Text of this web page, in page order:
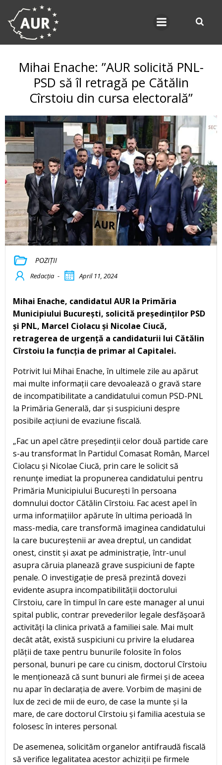
Mihai Enache: ”AUR solicită PNL-
PSD să îl retragă pe Cătălin
Cîrstoiu din cursa electorală”
POZIȚII
Redacția - April 11, 2024
Mihai Enache, candidatul AUR la Primăria
Municipiului București, solicită președinților PSD
și PNL, Marcel Ciolacu și Nicolae Ciucă,
retragerea de urgență a candidaturii lui Cătălin
Cîrstoiu la funcția de primar al Capitalei.
Potrivit lui Mihai Enache, în ultimele zile au apărut
mai multe informații care devoalează o gravă stare
de incompatibilitate a candidatului comun PSD-PNL
la Primăria Generală, dar și suspiciuni despre
posibile acțiuni de evaziune fiscală.
„Fac un apel către președinții celor două partide care
s-au transformat în Partidul Comasat Român, Marcel
Ciolacu și Nicolae Ciucă, prin care le solicit să
renunțe imediat la propunerea candidatului pentru
Primăria Municipiului București în persoana
domnului doctor Cătălin Cîrstoiu. Fac acest apel în
urma informațiilor apărute în ultima perioadă în
mass-media, care transformă imaginea candidatului
la care bucureștenii ar avea dreptul, un candidat
onest, cinstit și axat pe administrație, într-unul
asupra căruia planează grave suspiciuni de fapte
penale. O investigație de presă prezintă dovezi
evidente asupra incompatibilității doctorului
Cîrstoiu, care în timpul în care este manager al unui
spital public, contrar prevederilor legale desfășoară
activități la clinica privată a familiei sale. Mai mult
decât atât, există suspiciuni cu privire la eludarea
plății de taxe pentru bunurile folosite în folos
personal, bunuri pe care cu cinism, doctorul Cîrstoiu
le menționează că sunt bunuri ale firmei și de aceea
nu apar în declarația de avere. Vorbim de mașini de
lux de zeci de mii de euro, de case la munte și la
mare, de care doctorul Cîrstoiu și familia acestuia se
folosesc în interes personal.
De asemenea, solicităm organelor antifraudă fiscală
să verifice legalitatea acestor achiziții pe firmele